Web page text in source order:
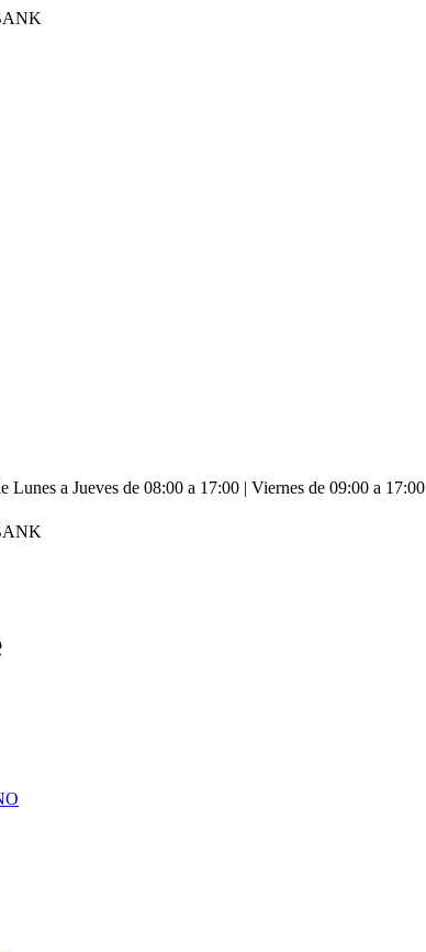
Lunes a Jueves de 08:00 a 17:00 | Viernes de 09:00 a 17:00